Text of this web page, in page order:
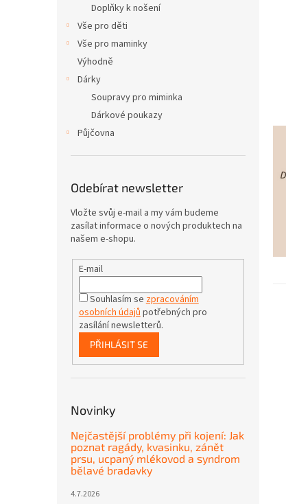
Doplňky k nošení
Vše pro děti
Vše pro maminky
Výhodně
Dárky
Soupravy pro miminka
Dárkové poukazy
Půjčovna
Odebírat newsletter
Vložte svůj e-mail a my vám budeme
zasílat informace o nových produktech na
našem e-shopu.
E-mail
Souhlasím se zpracováním
osobních údajů potřebných pro
zasílání newsletterů.
PŘIHLÁSIT SE
Novinky
Nejčastější problémy při kojení: Jak
poznat ragády, kvasinku, zánět
prsu, ucpaný mlékovod a syndrom
bělavé bradavky
4.7.2026